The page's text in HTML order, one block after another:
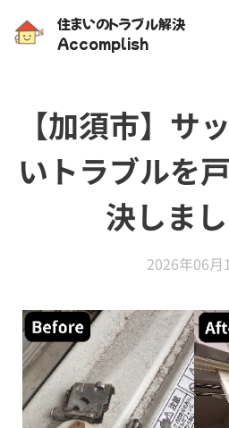
住まいのトラブル解決
Accomplish
【加須市】サ
いトラブルを
決しまし
2026年06月